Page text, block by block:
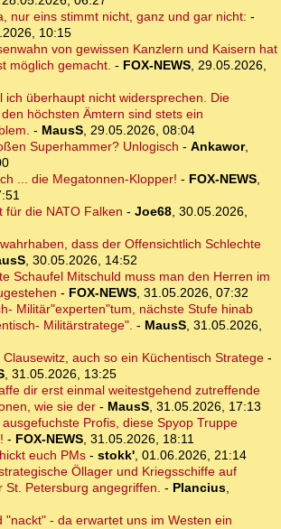
nur eins stimmt nicht, ganz und gar nicht: -
10:15
von gewissen Kanzlern und Kaisern hat
möglich gemacht. - FOX-NEWS, 29.05.2026,
ich überhaupt nicht widersprechen. Die
höchsten Ämtern sind stets ein
- MausS, 29.05.2026, 08:04
Superhammer? Unlogisch - Ankawor,
... die Megatonnen-Klopper! - FOX-NEWS,
für die NATO Falken - Joe68, 30.05.2026,
dass der Offensichtlich Schlechte
, 30.05.2026, 14:52
Schaufel Mitschuld muss man den Herren im
- FOX-NEWS, 31.05.2026, 07:32
Militär"experten"tum, nächste Stufe hinab
Militärstratege". - MausS, 31.05.2026,
Clausewitz, auch so ein Küchentisch Stratege-
, 31.05.2026, 13:25
dir erst einmal weitestgehend zutreffende
wie sie der - MausS, 31.05.2026, 17:13
ausgefuchste Profis, diese Spyop Truppe
- FOX-NEWS, 31.05.2026, 18:11
euch PMs- stokk', 01.06.2026, 21:14
Öllager und Kriegsschiffe auf
St. Petersburg angegriffen. - Plancius,
"nackt" - da erwartet uns im Westen ein